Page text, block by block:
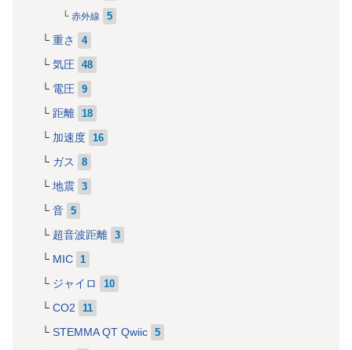
赤外線 5
重さ 4
気圧 48
電圧 9
距離 18
加速度 16
ガス 8
地震 3
音 5
超音波距離 3
MIC 1
ジャイロ 10
CO2 11
STEMMA QT Qwiic 5